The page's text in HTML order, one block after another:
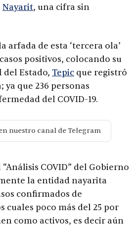
Nayarit, una cifra sin
arfada de esta ‘tercera ola’
positivos, colocando su
del Estado, Tepic que registró
que 236 personas
del COVID-19.
nuestro canal de Telegram
COVID” del Gobierno
la entidad nayarita
confirmados de
cuales poco más del 25 por
como activos, es decir aún